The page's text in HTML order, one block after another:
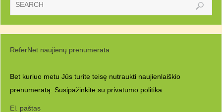
ReferNet naujienų prenumerata
Bet kuriuo metu Jūs turite teisę nutraukti naujienlaiškio
prenumeratą. Susipažinkite su privatumo politika.
El. paštas